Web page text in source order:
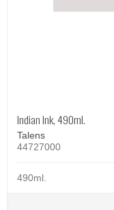
Indian Ink, 490ml.
Talens
44727000
490ml.